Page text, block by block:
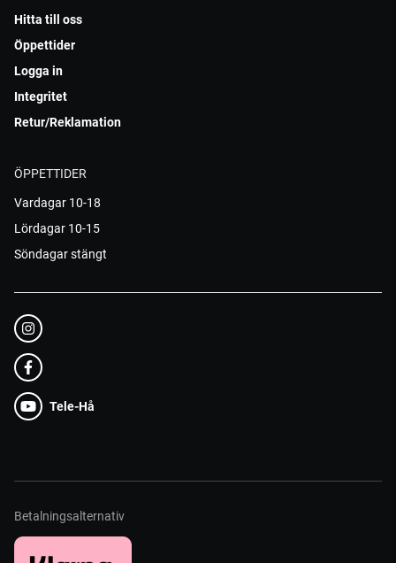
Hitta till oss
Öppettider
Logga in
Integritet
Retur/Reklamation
ÖPPETTIDER
Vardagar 10-18
Lördagar 10-15
Söndagar stängt
Tele-Hå
Betalningsalternativ